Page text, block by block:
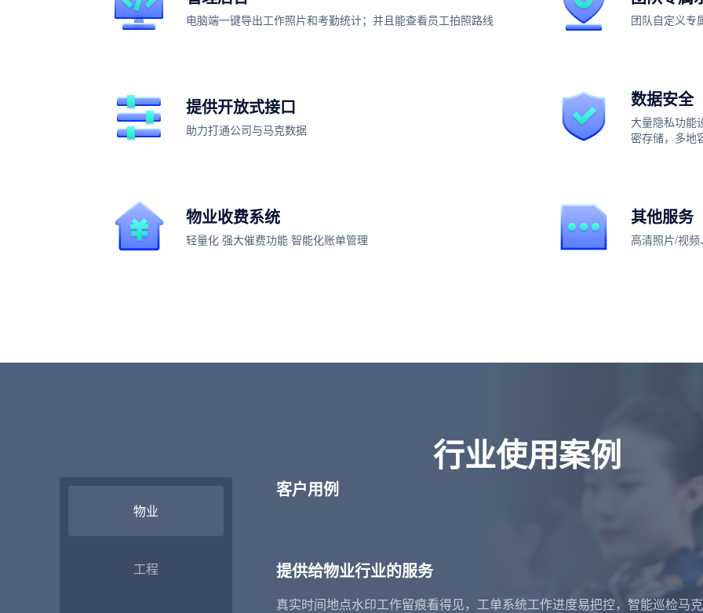
电脑端一键导出工作照片和考勤统计；并且能查看员工拍照路线 团队自定义专
提供开放式接口
助力打通公司与马克数据
数据安全
大量隐私功能
密存储，多地
物业收费系统
轻量化 强大催费功能 智能化账单管理
其他服务
高清照片/视
行业使用案例
物业
工程
客户用例
提供给物业行业的服务
真实时间地点水印工作留痕看得见，工单系统工作进度易把控，智能巡检马